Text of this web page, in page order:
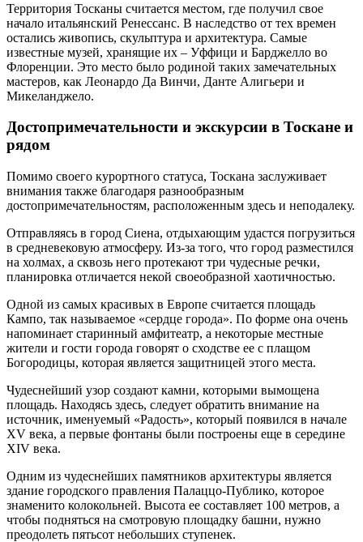
Территория Тосканы считается местом, где получил свое
начало итальянский Ренессанс. В наследство от тех времен
остались живопись, скульптура и архитектура. Самые
известные музей, хранящие их – Уффици и Барджелло во
Флоренции. Это место было родиной таких замечательных
мастеров, как Леонардо Да Винчи, Данте Алигьери и
Микеланджело.
Достопримечательности и экскурсии в Тоскане и
рядом
Помимо своего курортного статуса, Тоскана заслуживает
внимания также благодаря разнообразным
достопримечательностям, расположенным здесь и неподалеку.
Отправляясь в город Сиена, отдыхающим удастся погрузиться
в средневековую атмосферу. Из-за того, что город разместился
на холмах, а сквозь него протекают три чудесные речки,
планировка отличается некой своеобразной хаотичностью.
Одной из самых красивых в Европе считается площадь
Кампо, так называемое «сердце города». По форме она очень
напоминает старинный амфитеатр, а некоторые местные
жители и гости города говорят о сходстве ее с плащом
Богородицы, которая является защитницей этого места.
Чудеснейший узор создают камни, которыми вымощена
площадь. Находясь здесь, следует обратить внимание на
источник, именуемый «Радость», который появился в начале
XV века, а первые фонтаны были построены еще в середине
XIV века.
Одним из чудеснейших памятников архитектуры является
здание городского правления Палаццо-Публико, которое
знаменито колокольней. Высота ее составляет 100 метров, а
чтобы подняться на смотровую площадку башни, нужно
преодолеть пятьсот небольших ступенек.